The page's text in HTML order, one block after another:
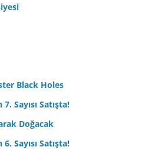
Black Holes
Sayısı Satışta!
Doğacak
Sayısı Satışta!